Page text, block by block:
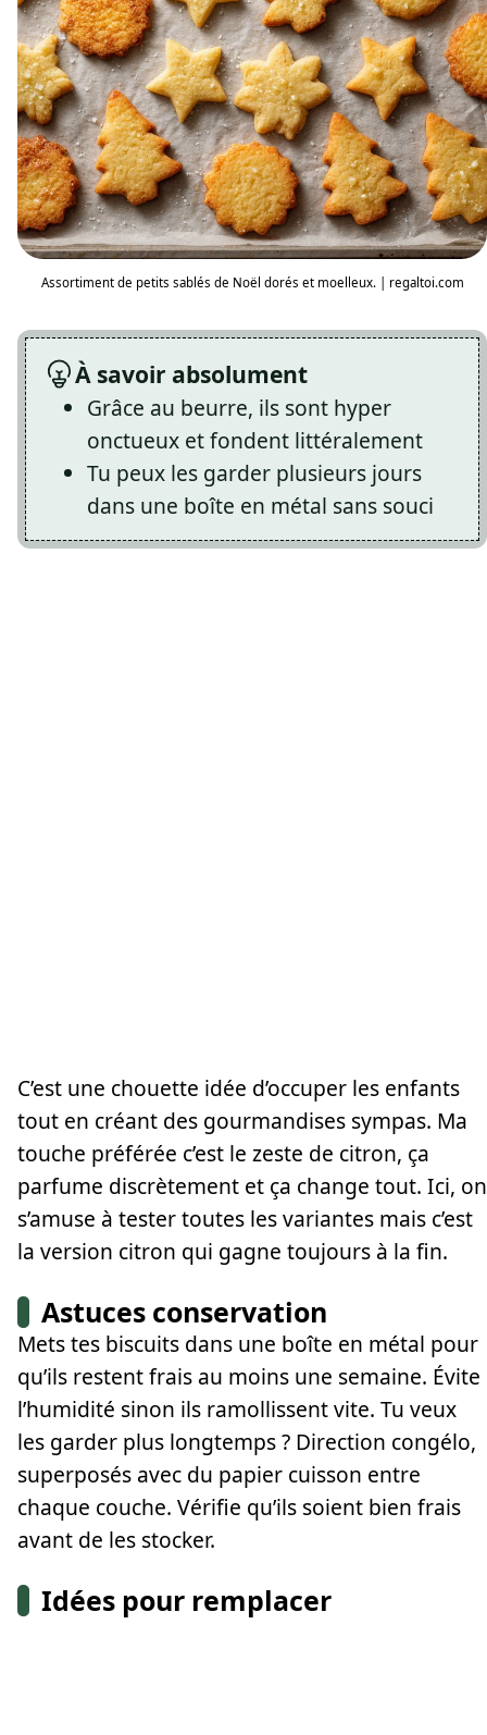
Assortiment de petits sablés de Noël dorés et moelleux. | regaltoi.com
À savoir absolument
Grâce au beurre, ils sont hyper
onctueux et fondent littéralement
Tu peux les garder plusieurs jours
dans une boîte en métal sans souci
C’est une chouette idée d’occuper les enfants
tout en créant des gourmandises sympas. Ma
touche préférée c’est le zeste de citron, ça
parfume discrètement et ça change tout. Ici, on
s’amuse à tester toutes les variantes mais c’est
la version citron qui gagne toujours à la fin.
Astuces conservation
Mets tes biscuits dans une boîte en métal pour
qu’ils restent frais au moins une semaine. Évite
l’humidité sinon ils ramollissent vite. Tu veux
les garder plus longtemps ? Direction congélo,
superposés avec du papier cuisson entre
chaque couche. Vérifie qu’ils soient bien frais
avant de les stocker.
Idées pour remplacer